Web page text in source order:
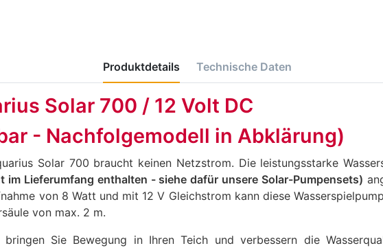
Produktdetails Technische Daten
Solar 700 / 12 Volt DC
- Nachfolgemodell in Abklärung)
Solar 700 braucht keinen Netzstrom. Die leistungsstarke
im Lieferumfang enthalten - siehe dafür unsere Solar-Pumpensets)
von 8 Watt und mit 12 V Gleichstrom kann diese
von max. 2 m.
bringen Sie Bewegung in Ihren Teich und verbessern die